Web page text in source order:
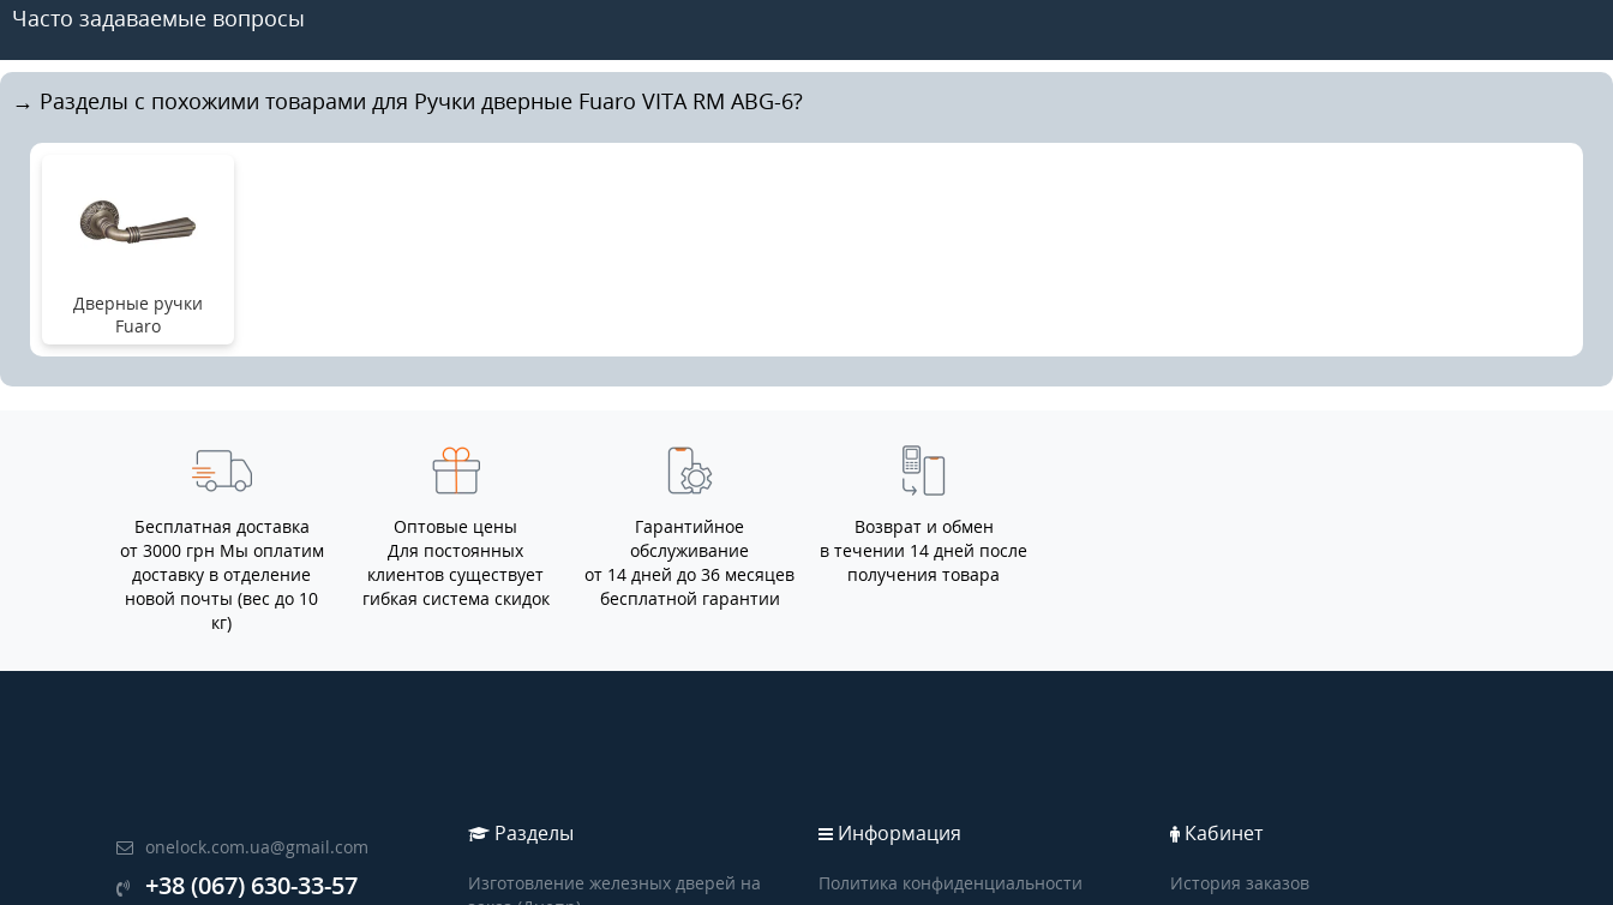
Часто задаваемые вопросы
→ Разделы с похожими товарами для Ручки дверные Fuaro VITA RM ABG-6?
Дверные ручки
Fuaro
Бесплатная доставка
от 3000 грн Мы оплатим
доставку в отделение
новой почты (вес до 10
кг)
Оптовые цены
Для постоянных
клиентов существует
гибкая система скидок
Гарантийное
обслуживание
от 14 дней до 36 месяцев
бесплатной гарантии
Возврат и обмен
в течении 14 дней после
получения товара
onelock.com.ua@gmail.com
+38 (067) 630-33-57
Разделы
Изготовление железных дверей на
Информация
Политика конфиденциальности
Кабинет
История заказов